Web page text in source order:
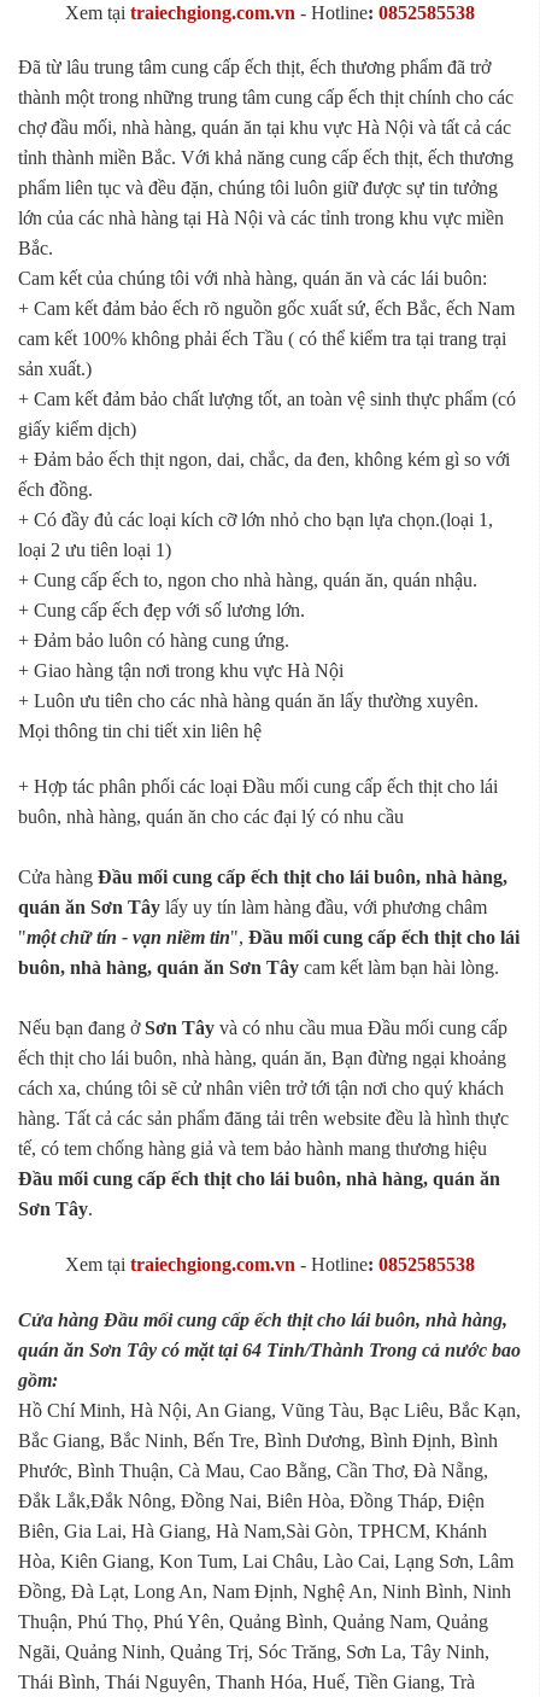
Xem tại traiechgiong.com.vn - Hotline: 0852585538
Đã từ lâu trung tâm cung cấp ếch thịt, ếch thương phẩm đã trở
thành một trong những trung tâm cung cấp ếch thịt chính cho các
chợ đầu mối, nhà hàng, quán ăn tại khu vực Hà Nội và tất cả các
tỉnh thành miền Bắc. Với khả năng cung cấp ếch thịt, ếch thương
phẩm liên tục và đều đặn, chúng tôi luôn giữ được sự tin tưởng
lớn của các nhà hàng tại Hà Nội và các tỉnh trong khu vực miền
Bắc.
Cam kết của chúng tôi với nhà hàng, quán ăn và các lái buôn:
+ Cam kết đảm bảo ếch rõ nguồn gốc xuất sứ, ếch Bắc, ếch Nam
cam kết 100% không phải ếch Tầu ( có thể kiểm tra tại trang trại
sản xuất.)
+ Cam kết đảm bảo chất lượng tốt, an toàn vệ sinh thực phẩm (có
giấy kiểm dịch)
+ Đảm bảo ếch thịt ngon, dai, chắc, da đen, không kém gì so với
ếch đồng.
+ Có đầy đủ các loại kích cỡ lớn nhỏ cho bạn lựa chọn.(loại 1,
loại 2 ưu tiên loại 1)
+ Cung cấp ếch to, ngon cho nhà hàng, quán ăn, quán nhậu.
+ Cung cấp ếch đẹp với số lương lớn.
+ Đảm bảo luôn có hàng cung ứng.
+ Giao hàng tận nơi trong khu vực Hà Nội
+ Luôn ưu tiên cho các nhà hàng quán ăn lấy thường xuyên.
Mọi thông tin chi tiết xin liên hệ
+ Hợp tác phân phối các loại Đầu mối cung cấp ếch thịt cho lái
buôn, nhà hàng, quán ăn cho các đại lý có nhu cầu
Cửa hàng Đầu mối cung cấp ếch thịt cho lái buôn, nhà hàng,
quán ăn Sơn Tây lấy uy tín làm hàng đầu, với phương châm
"một chữ tín - vạn niềm tin", Đầu mối cung cấp ếch thịt cho lái
buôn, nhà hàng, quán ăn Sơn Tây cam kết làm bạn hài lòng.
Nếu bạn đang ởSơn Tây và có nhu cầu mua Đầu mối cung cấp
ếch thịt cho lái buôn, nhà hàng, quán ăn, Bạn đừng ngại khoảng
cách xa, chúng tôi sẽ cử nhân viên trở tới tận nơi cho quý khách
hàng. Tất cả các sản phẩm đăng tải trên website đều là hình thực
tế, có tem chống hàng giả và tem bảo hành mang thương hiệu
Đầu mối cung cấp ếch thịt cho lái buôn, nhà hàng, quán ăn
Sơn Tây.
Xem tại traiechgiong.com.vn - Hotline: 0852585538
Cửa hàng Đầu mối cung cấp ếch thịt cho lái buôn, nhà hàng,
quán ăn Sơn Tây có mặt tại 64 Tỉnh/Thành Trong cả nước bao
gồm:
Hồ Chí Minh, Hà Nội, An Giang, Vũng Tàu, Bạc Liêu, Bắc Kạn,
Bắc Giang, Bắc Ninh, Bến Tre, Bình Dương, Bình Định, Bình
Phước, Bình Thuận, Cà Mau, Cao Bằng, Cần Thơ, Đà Nẵng,
Đắk Lắk,Đắk Nông, Đồng Nai, Biên Hòa, Đồng Tháp, Điện
Biên, Gia Lai, Hà Giang, Hà Nam,Sài Gòn, TPHCM, Khánh
Hòa, Kiên Giang, Kon Tum, Lai Châu, Lào Cai, Lạng Sơn, Lâm
Đồng, Đà Lạt, Long An, Nam Định, Nghệ An, Ninh Bình, Ninh
Thuận, Phú Thọ, Phú Yên, Quảng Bình, Quảng Nam, Quảng
Ngãi, Quảng Ninh, Quảng Trị, Sóc Trăng, Sơn La, Tây Ninh,
Thái Bình, Thái Nguyên, Thanh Hóa, Huế, Tiền Giang, Trà